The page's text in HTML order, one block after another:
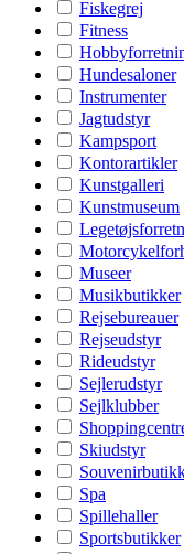
Fiskegrej
Fitness
Hundesaloner
Instrumenter
Jagtudstyr
Kampsport
Kontorartikler
Kunstgalleri
Kunstmuseum
Museer
Musikbutikker
Rejsebureauer
Rejseudstyr
Rideudstyr
Sejlerudstyr
Sejlklubber
Skiudstyr
Spa
Spillehaller
Sportsbutikker